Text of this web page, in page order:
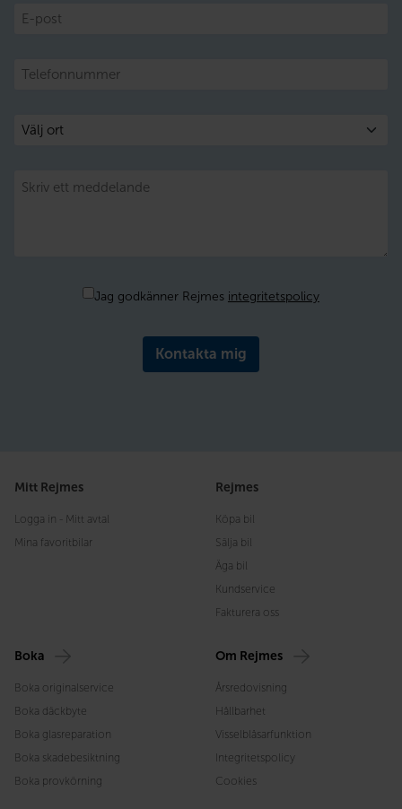
E-
post
Telefon
Välj
ort
Jag godkänner Rejmes integritetspolicy
Mitt Rejmes
Logga in - Mitt avtal
Mina favoritbilar
Rejmes
Köpa bil
Sälja bil
Äga bil
Kundservice
Fakturera oss
Boka
Boka originalservice
Boka däckbyte
Boka glasreparation
Boka skadebesiktning
Boka provkörning
Om Rejmes
Årsredovisning
Hållbarhet
Visselblåsarfunktion
Integritetspolicy
Cookies